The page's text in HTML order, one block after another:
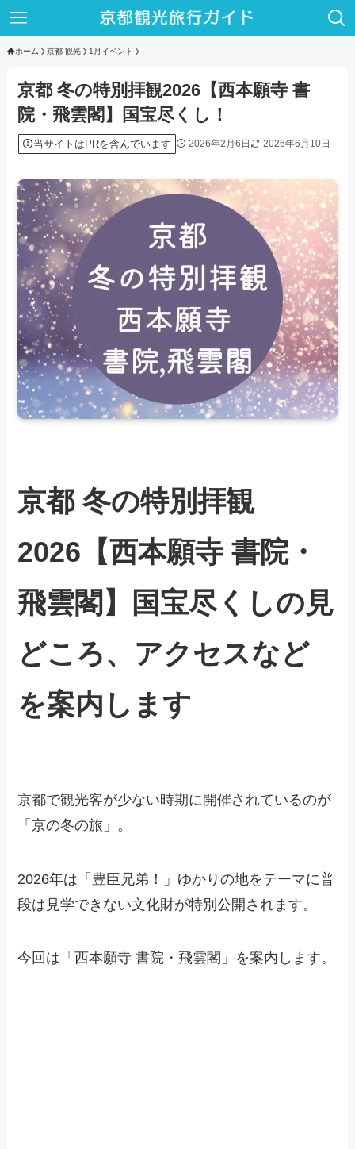
ホーム 京都 観光 1月イベント
京都 冬の特別拝観2026【西本願寺 書
院・飛雲閣】国宝尽くし！
当サイトはPRを含んでいます 2026年2月6日 2026年6月10日
京都 冬の特別拝観
2026【西本願寺 書院・
飛雲閣】国宝尽くしの見
どころ、アクセスなど
を案内します
京都で観光客が少ない時期に開催されているのが
「京の冬の旅」。
2026年は「豊臣兄弟！」ゆかりの地をテーマに普
段は見学できない文化財が特別公開されます。
今回は「西本願寺 書院・飛雲閣」を案内します。